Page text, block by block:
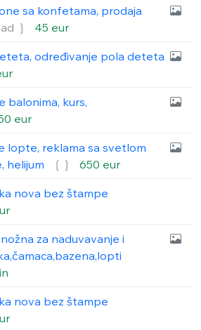
sa konfetama, prodaja
❳ 45 eur
određivanje pola deteta
balonima, kurs,
eur
lopte, reklama sa svetlom
helijum
❲❳ 650 eur
nova bez štampe
za naduvavanje i
nova bez štampe